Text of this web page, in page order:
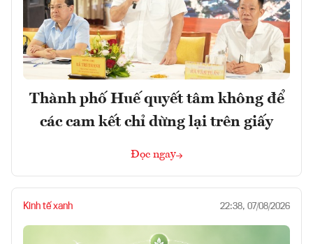
Thành phố Huế quyết tâm không để
các cam kết chỉ dừng lại trên giấy
Đọc ngay
Kinh tế xanh 22:38, 07/08/2026